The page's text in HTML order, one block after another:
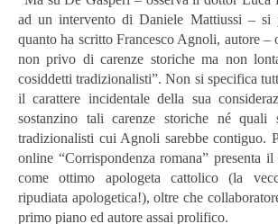
ad un intervento di Daniele Mattiussi – si
quanto ha scritto Francesco Agnoli, autore –
non privo di carenze storiche ma non
cosiddetti tradizionalisti”. Non si specifica
il carattere incidentale della sua
sostanzino tali carenze storiche né quali
tradizionalisti cui Agnoli sarebbe contiguo.
online “Corrispondenza romana” presenta
come ottimo apologeta cattolico (la
ripudiata apologetica!), oltre che
primo piano ed autore assai prolifico.